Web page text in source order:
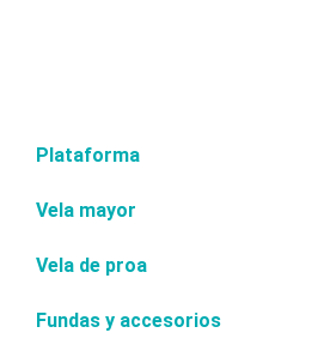
Plataforma
Vela mayor
Vela de proa
Fundas y accesorios